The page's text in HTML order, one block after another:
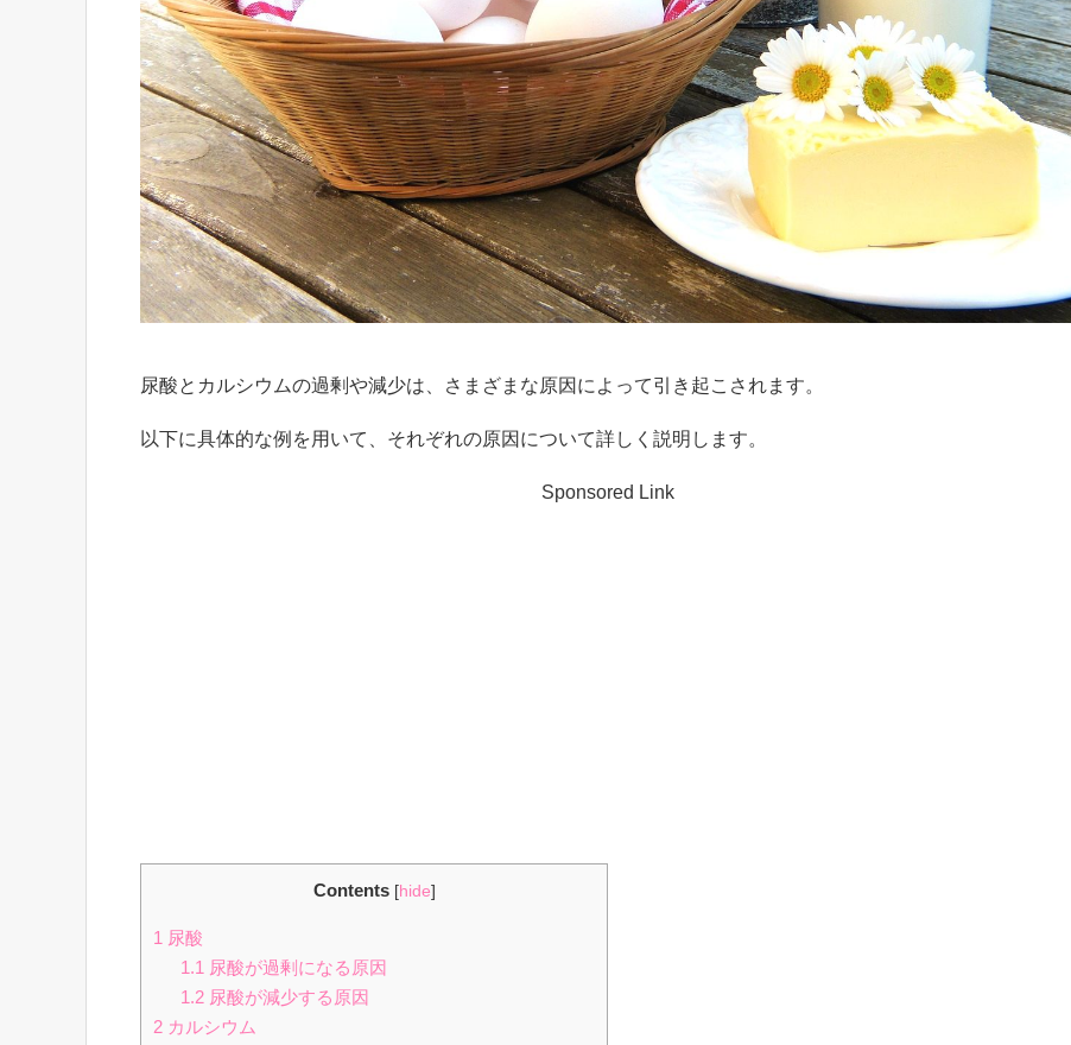
尿酸とカルシウムの過剰や減少は、さまざまな原因によって引き起こされます。
以下に具体的な例を用いて、それぞれの原因について詳しく説明します。
Sponsored Link
Contents [hide]
1 尿酸
1.1 尿酸が過剰になる原因
1.2尿酸が減少する原因
2 カルシウム